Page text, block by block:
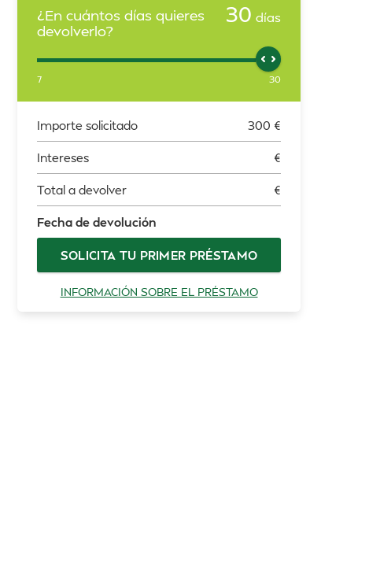
¿En cuántos días quieres
devolverlo?
30 días
7 30
Importe solicitado 300 €
Intereses €
Total a devolver €
Fecha de devolución
SOLICITA TU PRIMER PRÉSTAMO
INFORMACIÓN SOBRE EL PRÉSTAMO